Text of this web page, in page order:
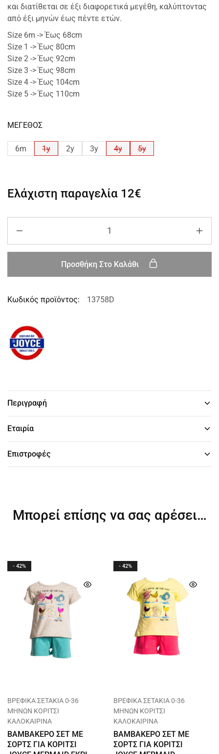
και διατίθεται σε έξι διαφορετικά μεγέθη, καλύπτοντας
από έξι μηνών έως πέντε ετών.
Size 6m -> Έως 68cm
Size 1 -> Έως 80cm
Size 2 -> Έως 92cm
Size 3 -> Έως 98cm
Size 4 -> Έως 104cm
Size 5 -> Έως 110cm
ΜΕΓΕΘΟΣ
6m 1y 2y 3y 4y 5y
Ελάχιστη παραγελία 12€
Προσθήκη Στο Καλάθι
Κωδικός προϊόντος: 13758D
Περιγραφή
Εταιρία
Επιστροφές
Μπορεί επίσης να σας αρέσει…
- 42%
ΒΡΕΦΙΚΑ ΣΕΤΑΚΙΑ 0-36
ΜΗΝΩΝ ΚΟΡΙΤΣΙ
ΚΑΛΟΚΑΙΡΙΝΑ
ΒΑΜΒΑΚΕΡΟ ΣΕΤ ΜΕ
ΣΟΡΤΣ ΓΙΑ ΚΟΡΙΤΣΙ
- 42%
ΒΡΕΦΙΚΑ ΣΕΤΑΚΙΑ 0-36
ΜΗΝΩΝ ΚΟΡΙΤΣΙ
ΚΑΛΟΚΑΙΡΙΝΑ
ΒΑΜΒΑΚΕΡΟ ΣΕΤ ΜΕ
ΣΟΡΤΣ ΓΙΑ ΚΟΡΙΤΣΙ